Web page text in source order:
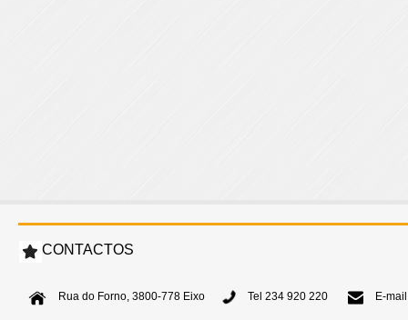
CONTACTOS
Rua do Forno, 3800-778 Eixo Tel 234 920 220 E-